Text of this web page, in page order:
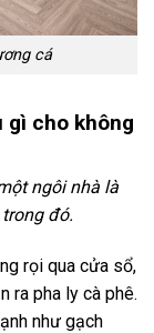
cá
gì cho không
ngôi nhà là
đó.
rọi qua cửa sổ,
ra pha ly cà phê.
như gạch